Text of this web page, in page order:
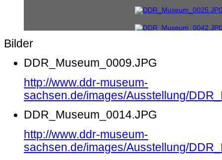
Bilder
DDR_Museum_0009.JPG
http://www.ddr-museum-
sachsen.de/images/Ausstellung/
DDR_Museum_0014.JPG
http://www.ddr-museum-
sachsen.de/images/Ausstellung/